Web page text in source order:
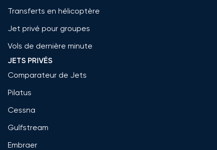
Transferts en hélicoptère
Jet privé pour groupes
Vols de dernière minute
JETS PRIVÉS
Comparateur de Jets
Pilatus
Cessna
Gulfstream
Embraer